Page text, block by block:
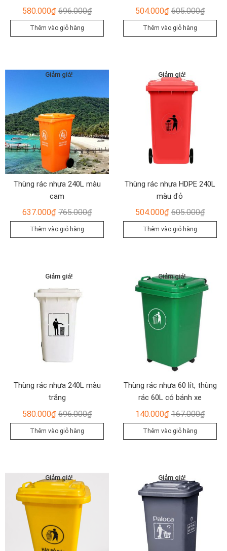
696.000₫Giá
gốc
là:
580.000₫
Giá
hiện
tại
Thêm vào giỏ hàng
605.000₫Giá
gốc
là:
504.000₫
Giá
hiện
tại
Thêm vào giỏ hàng
Giảm giá!
Thùng rác nhựa 240L màu
cam
765.000₫Giá
gốc
là:
637.000₫
Giá
hiện
tại
Thêm vào giỏ hàng
Giảm giá!
Thùng rác nhựa HDPE 240L
màu đỏ
605.000₫Giá
gốc
là:
504.000₫
Giá
hiện
tại
Thêm vào giỏ hàng
Giảm giá!
Thùng rác nhựa 240L màu
trắng
696.000₫Giá
gốc
là:
580.000₫
Giá
hiện
tại
Thêm vào giỏ hàng
Giảm giá!
Thùng rác nhựa 60 lít, thùng
rác 60L có bánh xe
167.000₫Giá
gốc
là:
140.000₫
Giá
hiện
tại
Thêm vào giỏ hàng
Giảm giá! Giảm giá!